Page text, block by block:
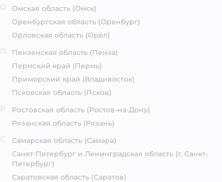
Омская область (Омск)
Оренбургская область (Оренбург)
Орловская область (Орёл)
Пензенская область (Пенза)
Пермский край (Пермь)
Приморский край (Владивосток)
Псковская область (Псков)
Ростовская область (Ростов-на-Дону)
Рязанская область (Рязань)
Самарская область (Самара)
Санкт-Петербург и Ленинградская область (г. Санкт-
Петербург)
Саратовская область (Саратов)